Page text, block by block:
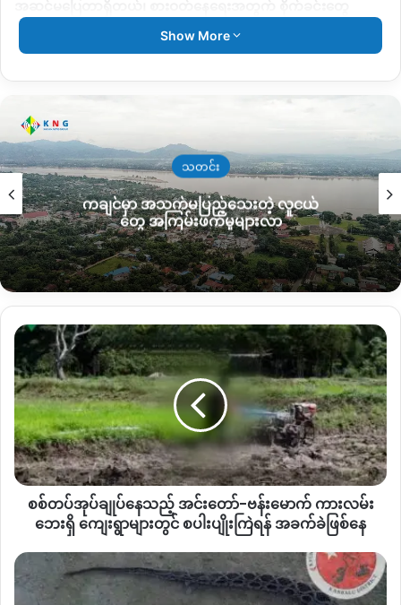
လုပ်စားဖို့ကလည်း ကိုယ်ပိုင်တာဘာမှ မရှိဘူးလေ၊
ဆို ကုန်ဈေးနှုန်းတွေ တက်လာတဲ့အတွက် ဝယ်စားဖို့လည်း ခက်လာ
မံစီ စစ်ရှောင်စခန်းမှ အမျိုးသမီးတစ်ဦး
“စပြီးတော့ စစ်ရှောင်လာကတည်းက ဘာမှ မသယ်လာနိုင်ခဲ့ဘူး၊
ကိုယ်လွတ်ရုန်းပြီးပဲ ပြေးလာခဲ့ရတာ အိမ်ကနေ ဘာမှ သယ်မလာနိုင်
ဘူး၊ ဘယ်လိုတွေ ဖြတ်သန်းလာခဲ့ရတယ်ဆိုတာတောင် မပြောပြ
တတ်ဘူး သူများဆီက ပိုက်ဆံချေးပြီး ကလေးတွေကို ကျောင်း
ထားခဲ့ရတယ်၊ တကယ်လို့ နေရပ်ပြန်လို့ရမယ်ဆိုရင် နေအိမ်တွေ
ဆောက်ယူချင်တယ်၊ ရေမီးအစုံနဲ့”
“ကျွန်မတို့ စစ်ရှောင်စခန်းမှာဘဲ နေတာကြာလာတဲ့အတွက် ကျွန်မတို့
ကလေးတွေ လူငယ်တွေကပညာရေးပိုင်းမှာ စိတ်၀င်စားမှု နည်းလာ
တယ်၊ စစ်ကောင်စီကဖွင့်တဲ့ကျောင်းမှာလည်း မတက်ချင်ကြဘူး၊
အသင်းတော်ကဖွင့်တဲ့ နေရာမှာ တက်ဖို့ကလည်း ငွေကြေးမတက်
နိုင်ပြန်ဘူး။ အဲ့လိုမျိုးအခက်အခဲတွေရှိတယ်၊ ကျွန်မတို့ နေရပ်မှာ
လည်း မပြန်တာကြာတော့ ချုံတွေထူနေပြီ ပြန်ရင်လည်း အစကနေ
ပြန်လုပ်ရမယ်၊ ကျွန်မတို့က စားဝတ်နေရေးအတွက် စိုက်ခင်းကို
တစ်နိုင်တပိုင် လုပ်ကြတယ်လေ၊ နိုင်ငံရေးတွေပြန်ကောင်းရင်တော့
မြစ်ကြီးနား၊ ပလန စစ်ရှောင်ရွာမှ အမျိုးသမီး
Show More
သတင်း
ကချင်မှာ အသက်မပြည့်သေးတဲ့ လူငယ်
တွေ အကြမ်းဖက်မှုများလာ
စစ်တပ်
အုပ်ချုပ်
နေ
သည့် အင်း
တော်-
ဗန်း
မောက်
ကား
လမ်း
ဘေး
များ
တွင် စပါး
ပျိုးကြဲ
စစ်တပ်အုပ်ချုပ်နေသည့် အင်းတော်-ဗန်းမောက် ကားလမ်း
ဘေးရှိ ကျေးရွာများတွင် စပါးပျိုးကြဲရန် အခက်ခဲဖြစ်နေ
ကန့်
ဘ